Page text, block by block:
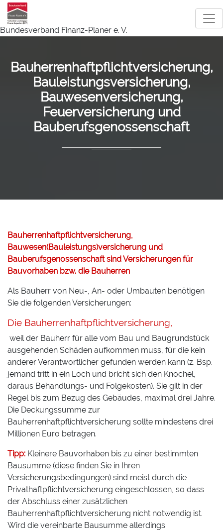
Bundesverband Finanz-Planer e. V.
Bauherrenhaftpflichtversicherung,
Bauleistungsversicherung,
Bauwesenversicherung,
Feuerversicherung und
Bauberufsgenossenschaft
Bauherrenhaftpflichtversicherung,
Bauwesen(Bauleistungs)versicherung und
Bauberufsgenossenschaft sind Versicherungen für
Bauvorhaben bzw. die Bauherren
Als Bauherr von Neu-, An- oder Umbauten benötigen
Sie die folgenden Versicherungen:
Die Bauherrenhaftpflichtversicherung,
weil der Bauherr für alle vom Bau und Baugrundstück
ausgehenden Schäden aufkommen muss, für die kein
anderer Verantwortlicher gefunden werden kann (z. Bsp.
jemand tritt in ein Loch und bricht sich den Knöchel,
daraus Behandlungs- und Folgekosten). Sie gilt in der
Regel bis zum Bezug des Gebäudes, maximal drei Jahre.
Die Deckungssumme zur
Bauherrenhaftpflichtversicherung sollte mindestens drei
Millionen Euro betragen.
Tipp: Kleinere Bauvorhaben bis zu einer bestimmten
Bausumme (diese finden Sie in Ihren
Versicherungsbedingungen) sind meist durch die
Privathaftpflichtversicherung eingeschlossen, so dass
der Abschluss einer zusätzlichen
Bauherrenhaftpflichtversicherung nicht notwendig ist.
Wird die vereinbarte Bausumme allerdings